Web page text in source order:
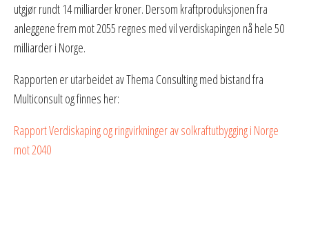
utgjør rundt 14 milliarder kroner. Dersom kraftproduksjonen fra
anleggene frem mot 2055 regnes med vil verdiskapingen nå hele 50
milliarder i Norge.
Rapporten er utarbeidet av Thema Consulting med bistand fra
Multiconsult og finnes her:
Rapport Verdiskaping og ringvirkninger av solkraftutbygging i Norge
mot 2040